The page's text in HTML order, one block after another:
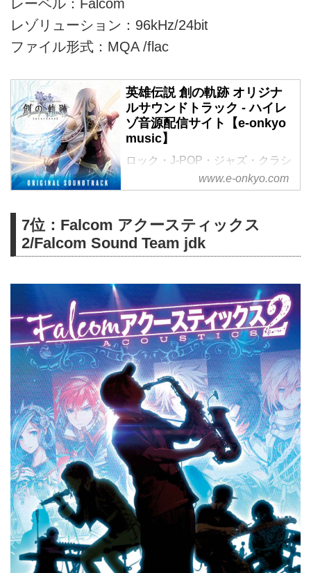
レーベル：Falcom
レゾリューション：96kHz/24bit
ファイル形式：MQA /flac
英雄伝説 創の軌跡 オリジナ
ルサウンドトラック - ハイレ
ゾ音源配信サイト【e-onkyo
music】
ロック・J-POP・ジャズ・クラシ
ック・アニソン・エレクトロ。
様々なジャンルをハイレゾで配信
ォーマット選択も可能。ハイレゾ
聴くならe-onkyo music！
www.e-onkyo.com
7位：Falcom アクースティックス
2/Falcom Sound Team jdk